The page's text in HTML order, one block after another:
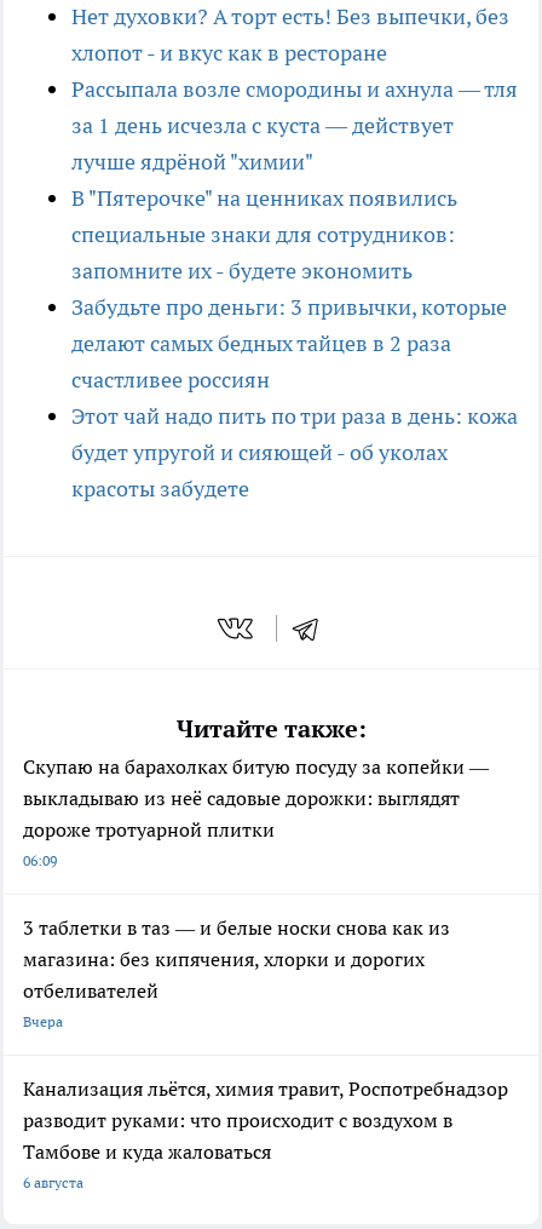
Нет духовки? А торт есть! Без выпечки, без
хлопот - и вкус как в ресторане
Рассыпала возле смородины и ахнула — тля
за 1 день исчезла с куста — действует
лучше ядрёной "химии"
В "Пятерочке" на ценниках появились
специальные знаки для сотрудников:
запомните их - будете экономить
Забудьте про деньги: 3 привычки, которые
делают самых бедных тайцев в 2 раза
счастливее россиян
Этот чай надо пить по три раза в день: кожа
будет упругой и сияющей - об уколах
красоты забудете
Читайте также:
Скупаю на барахолках битую посуду за копейки —
выкладываю из неё садовые дорожки: выглядят
дороже тротуарной плитки
06:09
3 таблетки в таз — и белые носки снова как из
магазина: без кипячения, хлорки и дорогих
отбеливателей
Вчера
Канализация льётся, химия травит, Роспотребнадзор
разводит руками: что происходит с воздухом в
Тамбове и куда жаловаться
6 августа